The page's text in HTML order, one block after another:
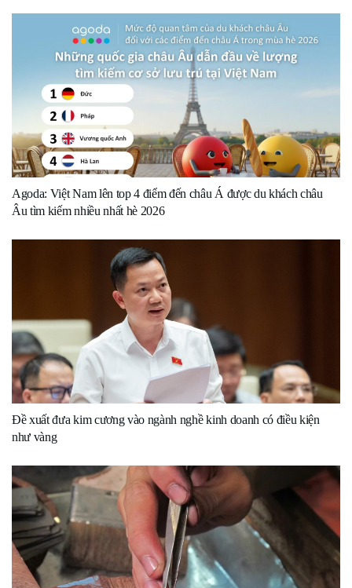
Agoda: Việt Nam lên top 4 điểm đến châu Á được du khách châu
Âu tìm kiếm nhiều nhất hè 2026
Đề xuất đưa kim cương vào ngành nghề kinh doanh có điều kiện
như vàng